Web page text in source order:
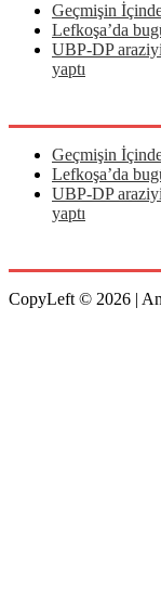
Geçmişin
Lefkoşa’da
UBP-DP
yaptı
Geçmişin
Lefkoşa’da
UBP-DP
yaptı
CopyLeft © 2026 |